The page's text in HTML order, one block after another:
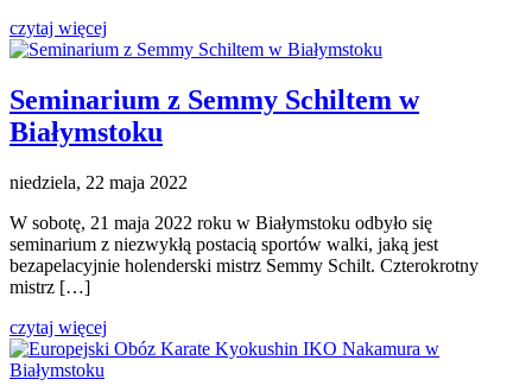
czytaj więcej
Seminarium z Semmy Schiltem w
Białymstoku
niedziela, 22 maja 2022
W sobotę, 21 maja 2022 roku w Białymstoku odbyło się
seminarium z niezwykłą postacią sportów walki, jaką jest
bezapelacyjnie holenderski mistrz Semmy Schilt. Czterokrotny
mistrz […]
czytaj więcej